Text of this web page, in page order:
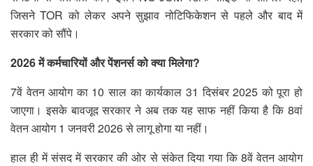
जिसने TOR को लेकर अपने सुझाव नोटिफिकेशन से पहले और बाद में
सरकार को सौंपे।
2026 में कर्मचारियों और पेंशनर्स को क्या मिलेगा?
7वें वेतन आयोग का 10 साल का कार्यकाल 31 दिसंबर 2025 को पूरा हो
जाएगा। इसके बावजूद सरकार ने अब तक यह साफ नहीं किया है कि 8वां
वेतन आयोग 1 जनवरी 2026 से लागू होगा या नहीं।
हाल ही में संसद में सरकार की ओर से संकेत दिया गया कि 8वें वेतन आयोग